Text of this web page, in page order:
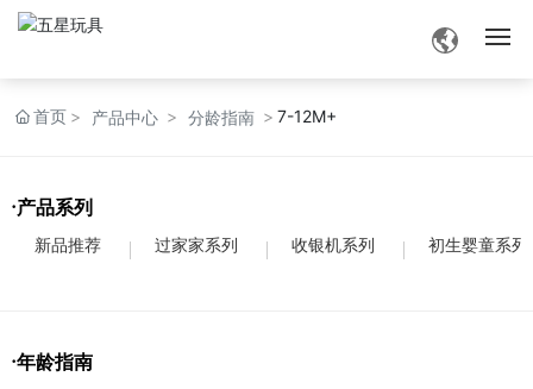
网站首页
产品中心
业务交流
首页 产品中心 分龄指南 7-12M+
·产品系列
新品推荐 过家家系列 收银机系列 初生婴童系列
·年龄指南